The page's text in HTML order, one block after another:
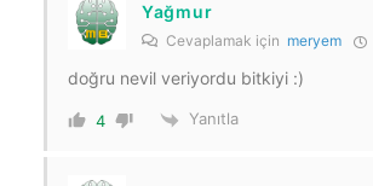
Yağmur
Cevaplamak için meryem
doğru nevil veriyordu bitkiyi :)
4 Yanıtla